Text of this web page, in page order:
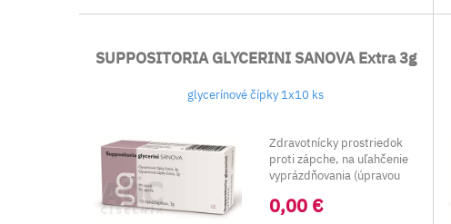
SUPPOSITORIA GLYCERINI SANOVA Extra 3g
glycerínové čípky 1x10 ks
Zdravotnícky prostriedok
proti zápche, na uľahčenie
vyprázdňovania (úpravou
0,00 €